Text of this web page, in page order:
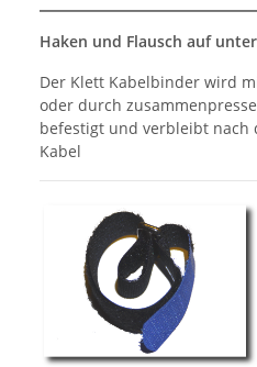
Haken und Flausch auf
Der Klett Kabelbinder wird
oder durch
befestigt und verbleibt nach
Kabel